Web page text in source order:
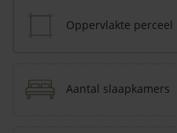
Oppervlakte perceel
Aantal slaapkamers